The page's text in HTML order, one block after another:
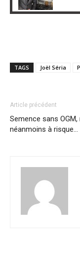
TAGS Joël Séria
Article précédent
Semence sans OGM,
néanmoins à risque…